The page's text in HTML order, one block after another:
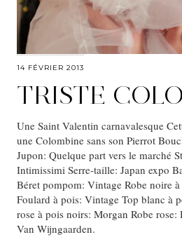
14 FÉVRIER 2013
TRISTE
Une Saint Valentin carnavalesque
une Colombine sans son Pierrot
Jupon: Quelque part vers le marché
Intimissimi Serre-taille: Japan expo
Béret pompom: Vintage Robe noire
Foulard à pois: Vintage Top blanc à
rose à pois noirs: Morgan Robe
Van Wijngaarden.